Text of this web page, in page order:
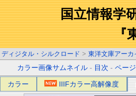
国立情報学
『
ディジタル・シルクロード > 東洋文庫アーカ
カラー画像サムネイル - 目次 -ペー
カラー IIIFカラー高解像度